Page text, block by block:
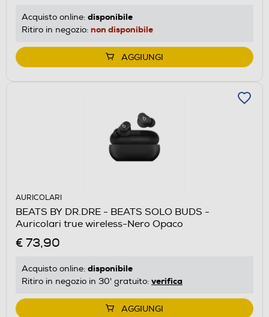
Acquisto online: disponibile
Ritiro in negozio: non disponibile
AGGIUNGI
AURICOLARI
BEATS BY DR.DRE - BEATS SOLO BUDS -
Auricolari true wireless-Nero Opaco
€ 73,90
Acquisto online: disponibile
Ritiro in negozio in 30' gratuito: verifica
AGGIUNGI